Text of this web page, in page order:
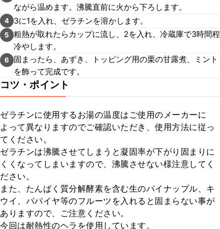
ながら温めます。沸騰直前に火から下ろします。
4 3に1を入れ、ゼラチンを溶かします。
5 粗熱が取れたらカップに流し、2を入れ、冷蔵庫で3時間程
冷やします。
6
固まったら、あずき、トッピング用の栗の甘露煮、ミント
を飾って完成です。
コツ・ポイント
ゼラチンに使用するお湯の温度はご使用のメーカーに
よって異なりますのでご確認いただき、使用方法に従っ
てください。
ゼラチンは沸騰させてしまうと凝固率が下がり固まりに
くくなってしまいますので、沸騰させない様注意してく
ださい。
また、たんぱく質分解酵素を含む生のパイナップル、キ
ウイ、パパイヤ等のフルーツを入れると固まらない事が
ありますので、ご注意ください。
今回は耐熱性のヘラを使用しています。